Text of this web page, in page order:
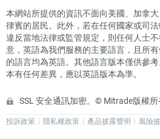
本網站所提供的資訊不面向美國、加拿
律賓的居民。此外，若在任何國家或司
違反當地法律或監管規定，則任何人士
意，英語為我們服務的主要語言，且所
的語言均為英語。其他語言版本僅供參
本有任何差異，應以英語版本為準。
SSL 安全通訊加密。© Mitrade版權所
投訴政策 隱私權政策 產品披露聲明 風險